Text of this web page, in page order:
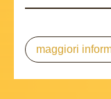
maggiori